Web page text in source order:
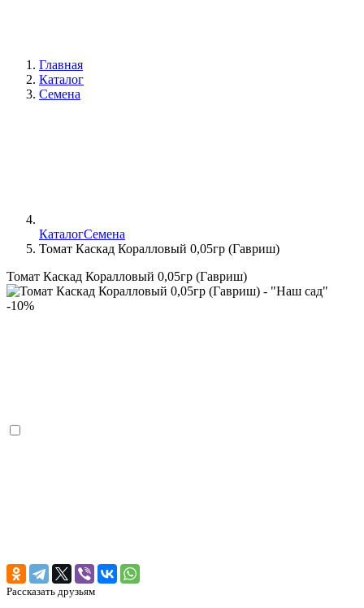
Главная
Каталог
Семена
КаталогСемена
Томат Каскад Коралловый 0,05гр (Гавриш)
Томат Каскад Коралловый 0,05гр (Гавриш)
-10%
Рассказать друзьям